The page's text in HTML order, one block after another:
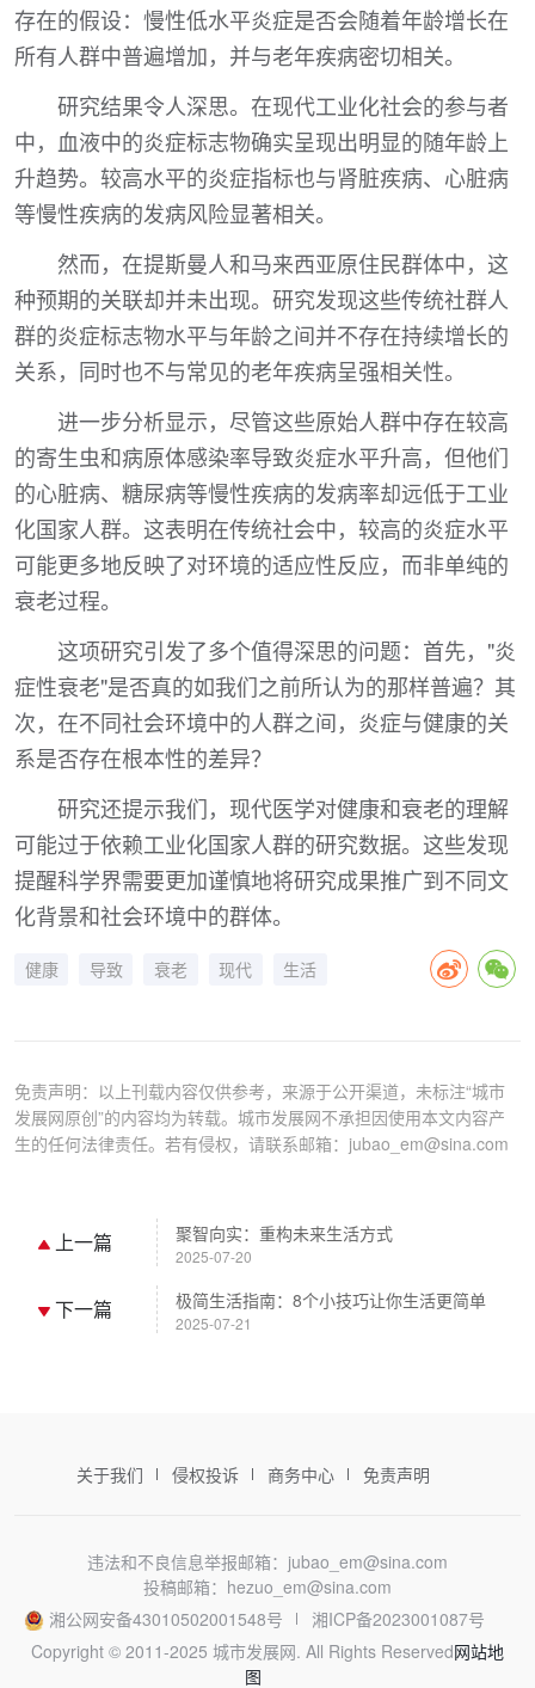
存在的假设：慢性低水平炎症是否会随着年龄增长在
所有人群中普遍增加，并与老年疾病密切相关。
研究结果令人深思。在现代工业化社会的参与者
中，血液中的炎症标志物确实呈现出明显的随年龄上
升趋势。较高水平的炎症指标也与肾脏疾病、心脏病
等慢性疾病的发病风险显著相关。
然而，在提斯曼人和马来西亚原住民群体中，这
种预期的关联却并未出现。研究发现这些传统社群人
群的炎症标志物水平与年龄之间并不存在持续增长的
关系，同时也不与常见的老年疾病呈强相关性。
进一步分析显示，尽管这些原始人群中存在较高
的寄生虫和病原体感染率导致炎症水平升高，但他们
的心脏病、糖尿病等慢性疾病的发病率却远低于工业
化国家人群。这表明在传统社会中，较高的炎症水平
可能更多地反映了对环境的适应性反应，而非单纯的
衰老过程。
这项研究引发了多个值得深思的问题：首先，"炎
症性衰老"是否真的如我们之前所认为的那样普遍？其
次，在不同社会环境中的人群之间，炎症与健康的关
系是否存在根本性的差异？
研究还提示我们，现代医学对健康和衰老的理解
可能过于依赖工业化国家人群的研究数据。这些发现
提醒科学界需要更加谨慎地将研究成果推广到不同文
化背景和社会环境中的群体。
健康 导致 衰老 现代 生活
免责声明：以上刊载内容仅供参考，来源于公开渠道，未标注“城市
发展网原创”的内容均为转载。城市发展网不承担因使用本文内容产
生的任何法律责任。若有侵权，请联系邮箱：jubao_em@sina.com
上一篇 聚智向实：重构未来生活方式
2025-07-20
下一篇 极简生活指南：8个小技巧让你生活更简单
2025-07-21
关于我们 侵权投诉 商务中心 免责声明
违法和不良信息举报邮箱：jubao_em@sina.com
投稿邮箱：hezuo_em@sina.com
湘公网安备43010502001548号
湘ICP备2023001087号
Copyright © 2011-2025 城市发展网. All Rights Reserved网站地
图